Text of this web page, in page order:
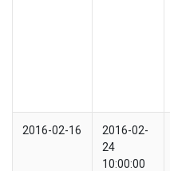
2016-02-16
2016-02-
24
10:00:00